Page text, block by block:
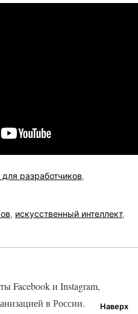
разработчиков,
, искусственный интеллект,
Наверх
Facebook и Instagram,
в России.